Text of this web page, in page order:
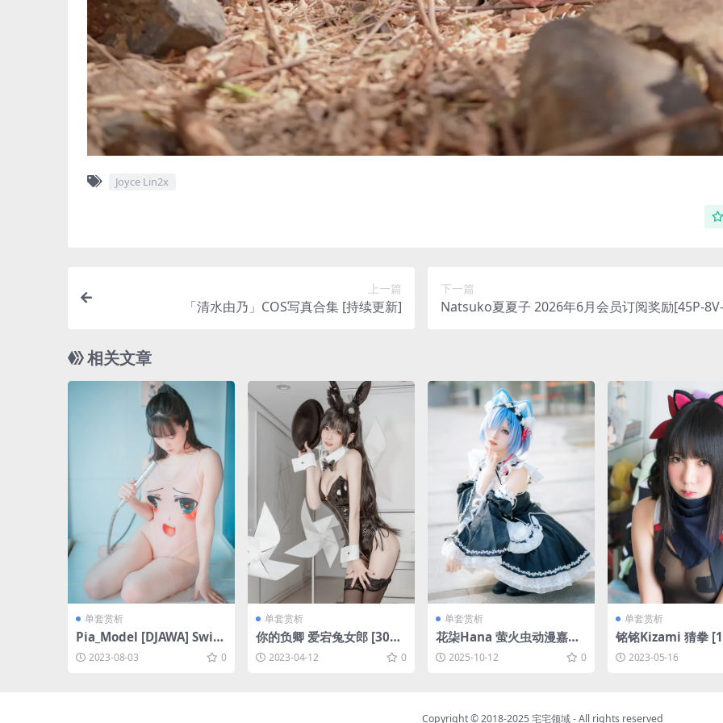
Joyce Lin2x
上一篇
「清水由乃」COS写真合集 [持续更新]
下一篇
Natsuko夏夏子 2026年6月会员订阅奖励[45P-
相关文章
单套赏析
Pia_Model [DJAWA] Swim
ming Lessons #4 [78P-7
25MB]
2023-08-03 0
单套赏析
你的负卿 爱宕兔女郎 [30P-
384MB]
2023-04-12 0
单套赏析
花柒Hana 萤火虫动漫嘉年
华 猫猫蕾姆[107P-1V-889.
7M]
2025-10-12 0
单套赏析
铭铭Kizami 猜拳
B] 2023-05-16
Copyright © 2018-2025宅宅领域- All rights reserved